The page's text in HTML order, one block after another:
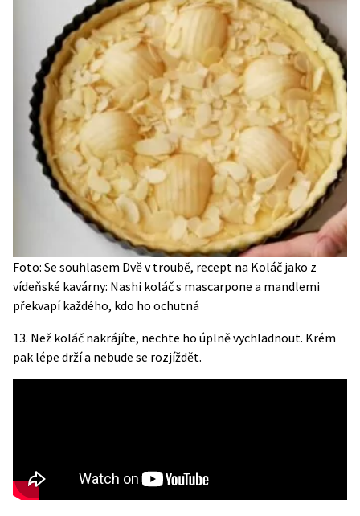
Foto: Se souhlasem Dvě v troubě, recept na Koláč jako z
vídeňské kavárny: Nashi koláč s mascarpone a mandlemi
překvapí každého, kdo ho ochutná
13. Než koláč nakrájíte, nechte ho úplně vychladnout. Krém
pak lépe drží a nebude se rozjíždět.